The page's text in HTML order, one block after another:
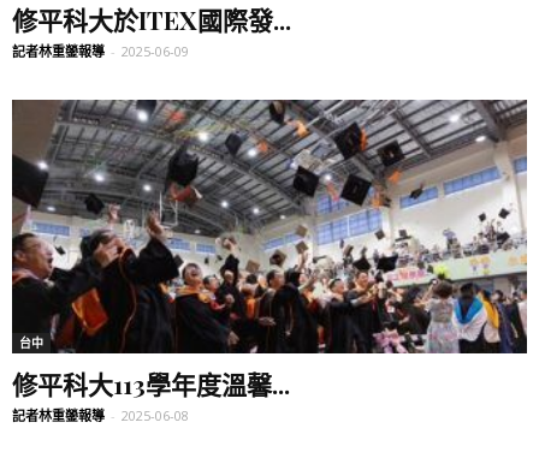
修平科大於ITEX國際發...
記者林重鎣報導 - 2025-06-09
台中
修平科大113學年度溫馨...
記者林重鎣報導 - 2025-06-08